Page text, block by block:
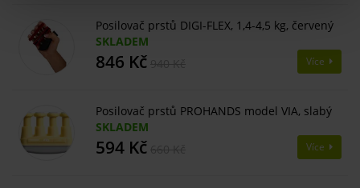
Posilovač prstů DIGI-FLEX, 1,4-4,5 kg, červený
SKLADEM
846 Kč Více
Posilovač prstů PROHANDS model VIA, slabý
SKLADEM
594 Kč Více